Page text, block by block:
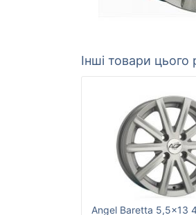
Інші товари цього
Angel Baretta 5,5x13